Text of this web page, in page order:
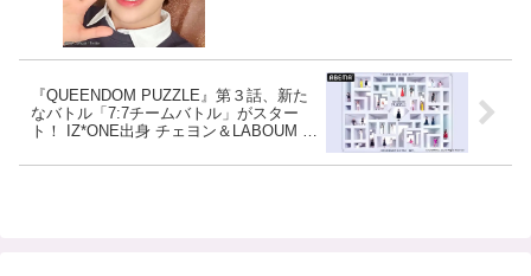
『QUEENDOM PUZZLE』第３話、新た
なバトル「7:7チームバトル」がスター
ト！ IZ*ONE出身 チェヨン＆LABOUM ヘ
マンスはABEMAにて見逃し配信中